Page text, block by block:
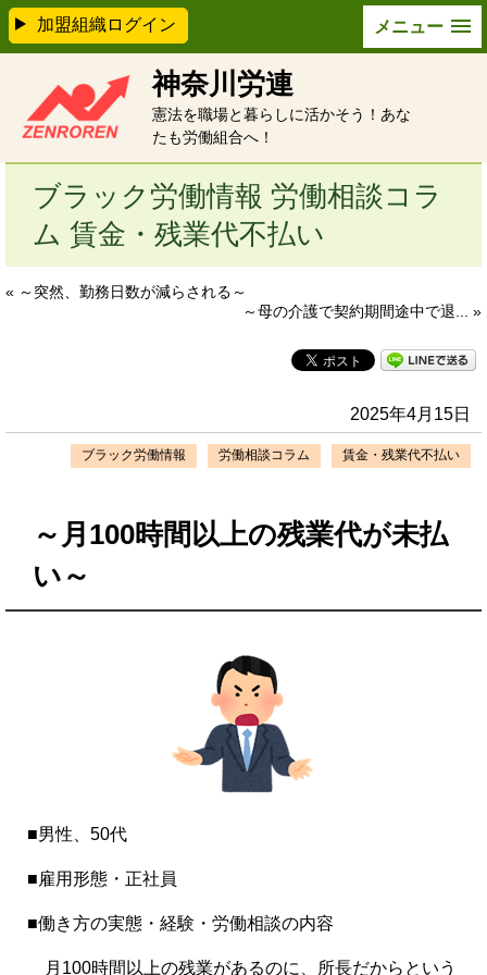
メニュー
神奈川労連
憲法を職場と暮らしに活かそう！あな
たも労働組合へ！
加盟組織ログイン
ブラック労働情報 労働相談コラ
ム 賃金・残業代不払い
« ～突然、勤務日数が減らされる～
～母の介護で契約期間途中で退... »
2025年4月15日
ブラック労働情報 労働相談コラム 賃金・残業代不払い
～月100時間以上の残業代が未払
い～
■男性、50代
■雇用形態・正社員
■働き方の実態・経験・労働相談の内容
月100時間以上の残業があるのに、所長だからという